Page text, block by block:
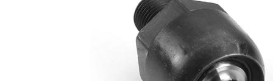
1,5
extins/Informatii
cu
unsoare
sintetică
M14 x